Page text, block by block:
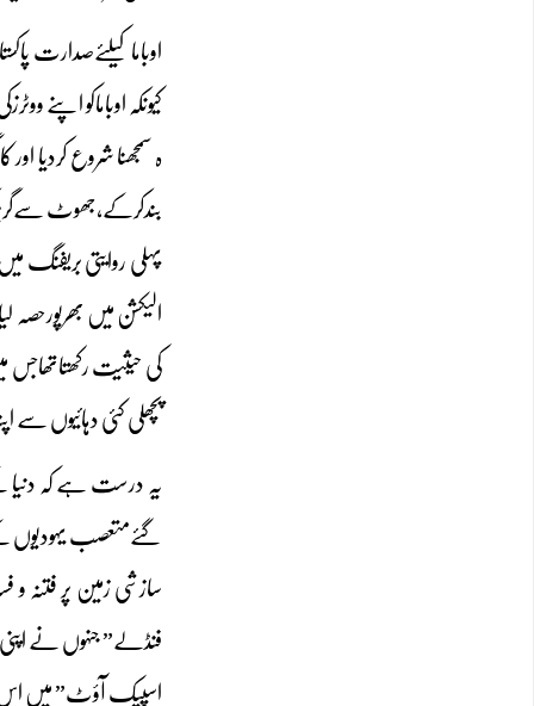
اوباما کیلئےصدارت
کیونکہ اوباماکو اپنے
ہ سمجھنا شروع کردیا
بندکرکے،جھوٹ
پہلی روایتی بریفنگ
کی حیثیت رکھتاتھاجس
پچھلی کئی دہائیوں سے
یہ درست ہے کہ دنیا
گئےمتعصب یہودیوں
سازشی زمین پر فتنہ و
اسپیک آؤٹ” میں اس